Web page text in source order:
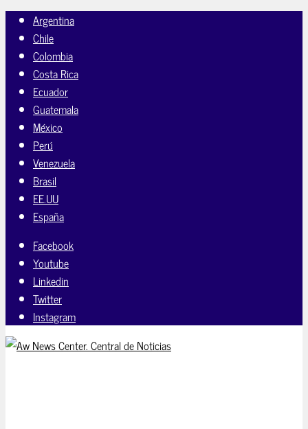
Argentina
Chile
Colombia
Costa Rica
Ecuador
Guatemala
México
Perú
Venezuela
Brasil
EE.UU
España
Facebook
Youtube
Linkedin
Twitter
Instagram